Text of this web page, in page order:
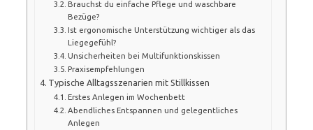
Brauchst du einfache Pflege und waschbare
Bezüge?
Ist ergonomische Unterstützung wichtiger als das
Liegegefühl?
Unsicherheiten bei Multifunktionskissen
Praxisempfehlungen
Typische Alltagsszenarien mit Stillkissen
Erstes Anlegen im Wochenbett
Abendliches Entspannen und gelegentliches
Anlegen